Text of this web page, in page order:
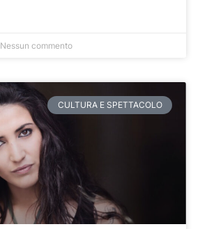
Nessun commento
CULTURA E SPETTACOLO